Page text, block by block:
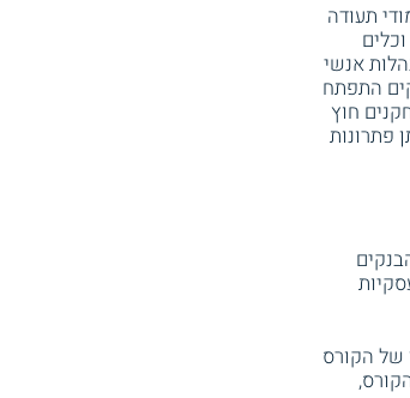
תעודה
אנשי
התפתח
חוץ
פתרונות
של הקורס